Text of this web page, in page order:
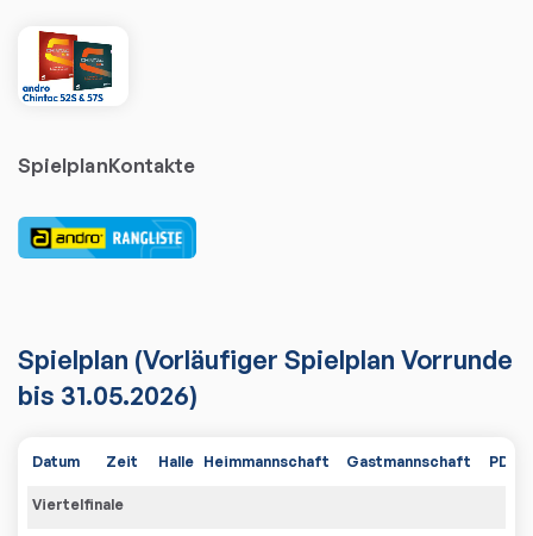
SpielplanKontakte
Spielplan (Vorläufiger Spielplan Vorrunde
bis 31.05.2026)
Datum Zeit Halle Heimmannschaft Gastmannschaft PDF
Viertelfinale